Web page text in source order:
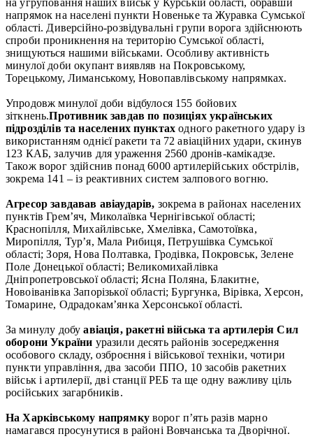
напрямок на населені пункти Новеньке та Журавка Сумської
області. Диверсійно-розвідувальні групи ворога здійснюють
спроби проникнення на територію Сумської області,
знищуються нашими військами. Особливу активність
минулої доби окупант виявляв на Покровському,
Торецькому, Лиманському, Новопавлівському напрямках.
Упродовж минулої доби відбулося 155 бойових
зіткнень.Противник завдав по позиціях українських
підрозділів та населених пунктах одного ракетного удару із
використанням однієї ракети та 72 авіаційних удари, скинув
123 КАБ, залучив для ураження 2560 дронів-камікадзе.
Також ворог здійснив понад 6000 артилерійських обстрілів,
зокрема 141 – із реактивних систем залпового вогню.
Агресор завдавав авіаударів, зокрема в районах населених
пунктів Грем’яч, Миколаївка Чернігівської області;
Краснопілля, Михайлівське, Хмелівка, Самотоївка,
Миропілля, Тур’я, Мала Рибиця, Петрушівка Сумської
області; Зоря, Нова Полтавка, Гродівка, Покровськ, Зелене
Поле Донецької області; Великомихайлівка
Дніпропетровської області; Ясна Поляна, Блакитне,
Новоіванівка Запорізької області; Бургунка, Вірівка, Херсон,
Томарине, Одрадокам’янка Херсонської області.
За минулу добуавіація, ракетні війська та артилерія Сил
оборони України уразили десять районів зосередження
особового складу, озброєння і військової техніки, чотири
пункти управління, два засоби ППО, 10 засобів ракетних
військ і артилерії, дві станції РЕБ та ще одну важливу ціль
російських загарбників.
На Харківському напрямкуворог п’ять разів марно
намагався просунутися в районі Вовчанська та Дворічної.